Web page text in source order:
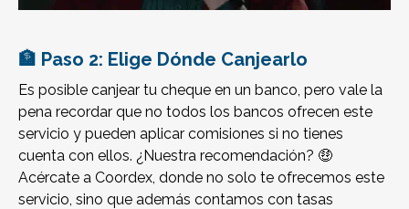
🏦 Paso 2: Elige Dónde Canjearlo
Es posible canjear tu cheque en un banco, pero vale la
pena recordar que no todos los bancos ofrecen este
servicio y pueden aplicar comisiones si no tienes
cuenta con ellos. ¿Nuestra recomendación? 🤑
Acércate a Coordex, donde no solo te ofrecemos este
servicio, sino que además contamos con tasas